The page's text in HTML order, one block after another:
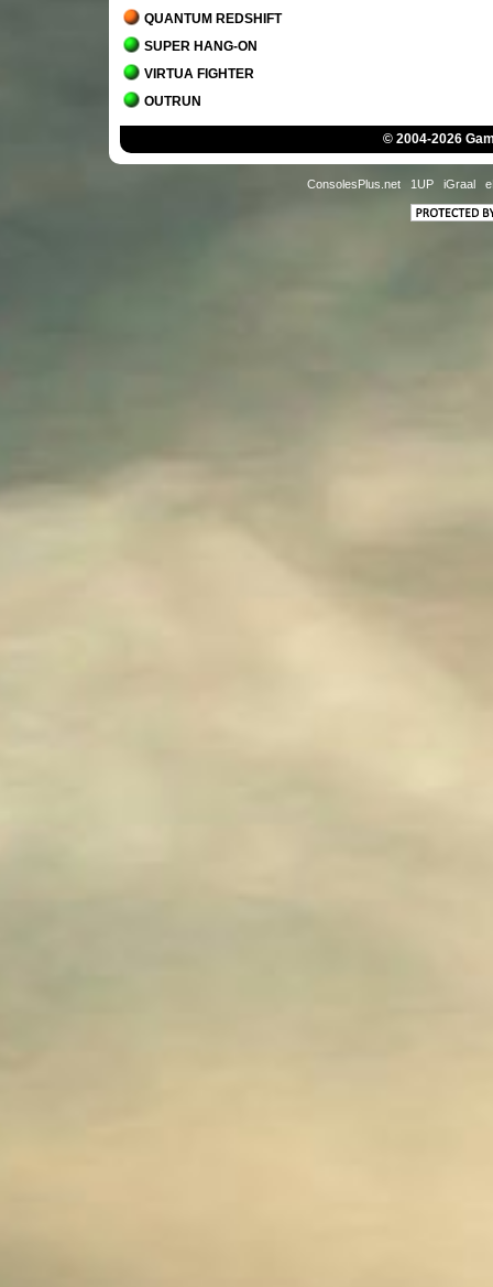
QUANTUM REDSHIFT
SUPER HANG-ON
VIRTUA FIGHTER
OUTRUN
INTERNATIONAL 3D TENNIS
AFTER BURNER CLIMAX
© 2004-2026
ConsolesPlus.net 1UP iGraal